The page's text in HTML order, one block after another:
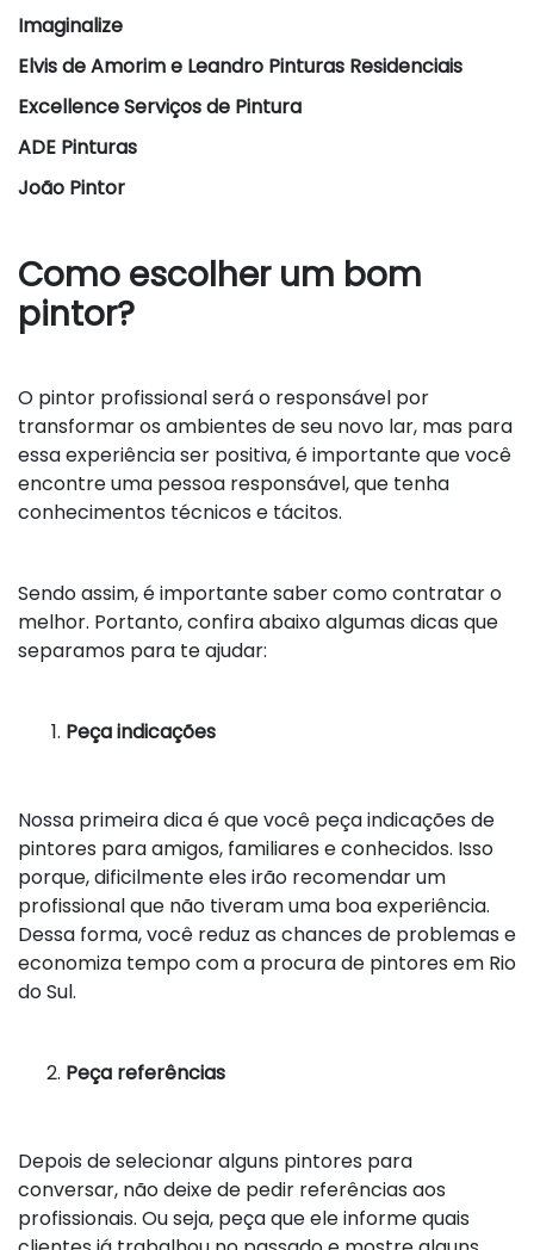
Imaginalize
Elvis de Amorim e Leandro Pinturas Residenciais
Excellence Serviços de Pintura
ADE Pinturas
João Pintor
Como escolher um bom
pintor?
O pintor profissional será o responsável por
transformar os ambientes de seu novo lar, mas para
essa experiência ser positiva, é importante que você
encontre uma pessoa responsável, que tenha
conhecimentos técnicos e tácitos.
Sendo assim, é importante saber como contratar o
melhor. Portanto, confira abaixo algumas dicas que
separamos para te ajudar:
Peça indicações
Nossa primeira dica é que você peça indicações de
pintores para amigos, familiares e conhecidos. Isso
porque, dificilmente eles irão recomendar um
profissional que não tiveram uma boa experiência.
Dessa forma, você reduz as chances de problemas e
economiza tempo com a procura de pintores em Rio
do Sul.
Peça referências
Depois de selecionar alguns pintores para
conversar, não deixe de pedir referências aos
profissionais. Ou seja, peça que ele informe quais